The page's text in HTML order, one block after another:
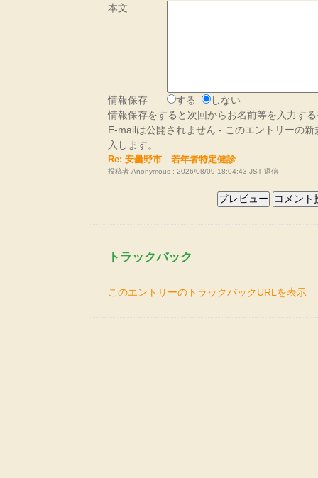
本文
情報保存 する
しない
情報保存をすると次回からお名前等を入力す
E-mailは公開されません - このエントリーの
入します。
Re: 安曇野市 若年者特定健診
投稿者 Anonymous : 2026/08/09 18:04:43 JST 返信
トラックバック
このエントリーのトラックバックURLを表示